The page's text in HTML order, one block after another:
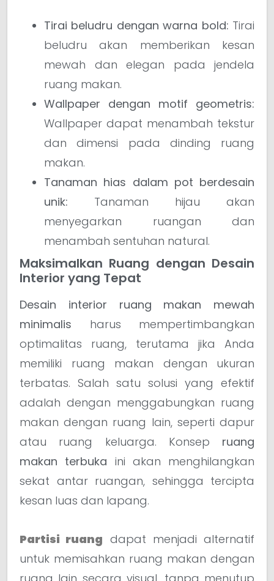
Tirai beludru dengan warna bold: Tirai
beludru akan memberikan kesan
mewah dan elegan pada jendela
ruang makan.
Wallpaper dengan motif geometris:
Wallpaper dapat menambah tekstur
dan dimensi pada dinding ruang
makan.
Tanaman hias dalam pot berdesain
unik: Tanaman hijau akan
menyegarkan ruangan dan
menambah sentuhan natural.
Maksimalkan Ruang dengan Desain
Interior yang Tepat
Desain interior ruang makan mewah
minimalis harus mempertimbangkan
optimalitas ruang, terutama jika Anda
memiliki ruang makan dengan ukuran
terbatas. Salah satu solusi yang efektif
adalah dengan menggabungkan ruang
makan dengan ruang lain, seperti dapur
atau ruang keluarga. Konsep ruang
makan terbuka ini akan menghilangkan
sekat antar ruangan, sehingga tercipta
kesan luas dan lapang.
Partisi ruang dapat menjadi alternatif
untuk memisahkan ruang makan dengan